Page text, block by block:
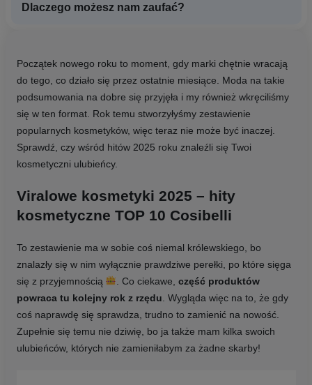
Początek nowego roku to moment, gdy marki chętnie wracają
do tego, co działo się przez ostatnie miesiące. Moda na takie
podsumowania na dobre się przyjęła i my również wkręciliśmy
się w ten format. Rok temu stworzyłyśmy zestawienie
popularnych kosmetyków, więc teraz nie może być inaczej.
Sprawdź, czy wśród hitów 2025 roku znaleźli się Twoi
kosmetyczni ulubieńcy.
Viralowe kosmetyki 2025 – hity
kosmetyczne TOP 10 Cosibelli
To zestawienie ma w sobie coś niemal królewskiego, bo
znalazły się w nim wyłącznie prawdziwe perełki, po które sięga
się z przyjemnością
. Co ciekawe,część produktów
powraca tu kolejny rok z rzędu . Wygląda więc na to, że gdy
coś naprawdę się sprawdza, trudno to zamienić na nowość.
Zupełnie się temu nie dziwię, bo ja także mam kilka swoich
ulubieńców, których nie zamieniłabym za żadne skarby!
Dlaczego możesz nam zaufać?